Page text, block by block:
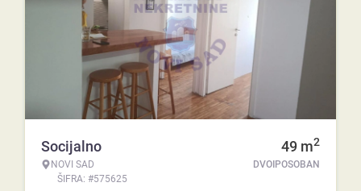
Socijalno
NOVI SAD
ŠIFRA: #575625
49 m2
DVOIPOSOBAN